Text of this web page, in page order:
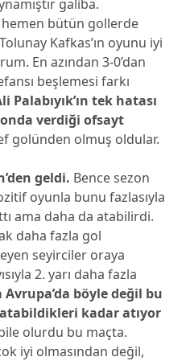
galiba.
bütün gollerde
Kafkas’ın oyunu iyi
En azından 3-0’dan
beşlemesi farkı
Palabıyık’ın tek hatası
verdiği ofsayt
golünden olmuş oldular.
geldi. Bence sezon
oyunla bunu fazlasıyla
ama daha da atabilirdi.
daha fazla gol
seyirciler oraya
2. yarı daha fazla
böyle değil bu
kadar atıyor
bile olurdu bu maçta.
iyi olmasından değil,